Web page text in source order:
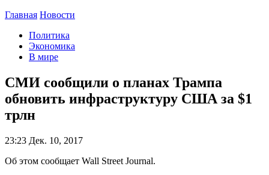
Главная Новости
Политика
Экономика
В мире
СМИ сообщили о планах Трампа
обновить инфраструктуру США за $1
трлн
23:23 Дек. 10, 2017
Об этом сообщает Wall Street Journal.